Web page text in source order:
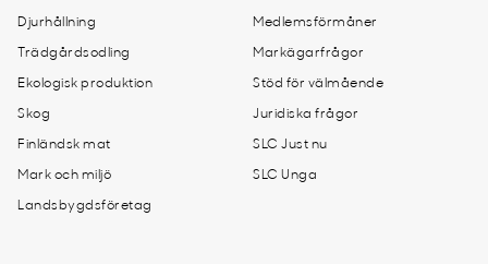
Djurhållning
Trädgårdsodling
Ekologisk produktion
Skog
Finländsk mat
Mark och miljö
Landsbygdsföretag
Medlemsförmåner
Markägarfrågor
Stöd för välmående
Juridiska frågor
SLC Just nu
SLC Unga